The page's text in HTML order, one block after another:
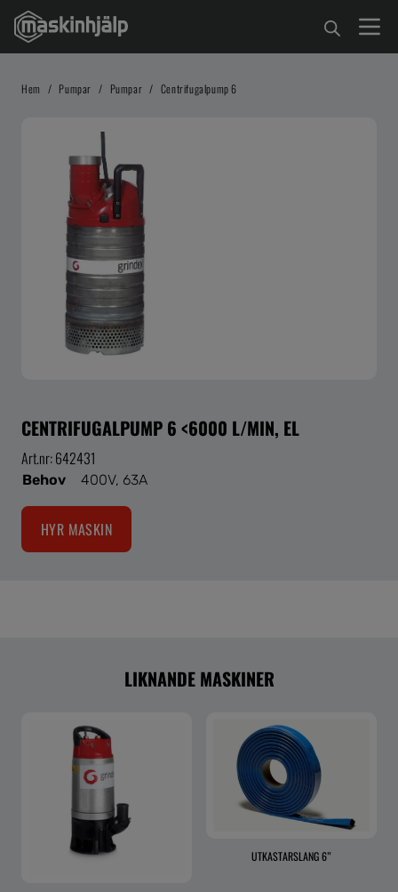
Hem / Pumpar / Pumpar / Centrifugalpump 6
CENTRIFUGALPUMP 6 <6000 L/MIN, EL
Art.nr: 642431
Behov 400V, 63A
HYR MASKIN
LIKNANDE MASKINER
UTKASTARSLANG 6”